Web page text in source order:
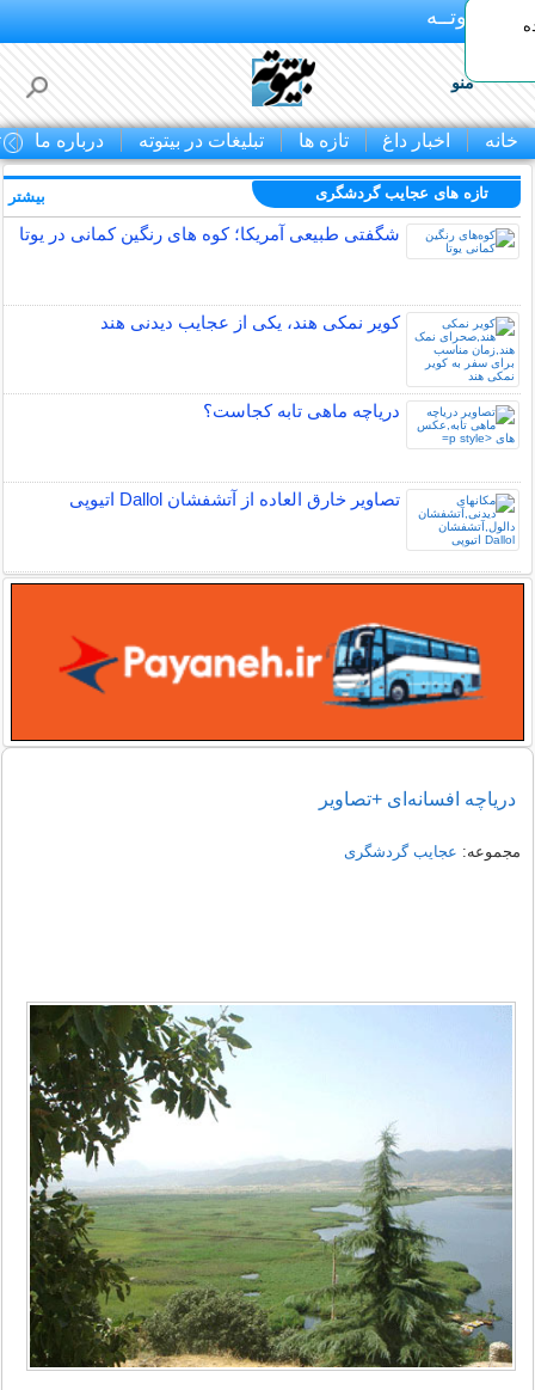
بـیتوتــه
منو
خانه اخبار داغ تازه ها تبلیغات در بیتوته درباره ما
تازه های عجایب گردشگری
شگفتی طبیعی آمریکا؛ کوه های رنگین کمانی در یوتا
کویر نمکی هند، یکی از عجایب دیدنی هند
دریاچه ماهی تابه کجاست؟
تصاویر خارق العاده از آتشفشان Dallol اتیوپی
بیشتر
دریاچه افسانه‌ای +تصاویر
مجموعه: عجایب گردشگری